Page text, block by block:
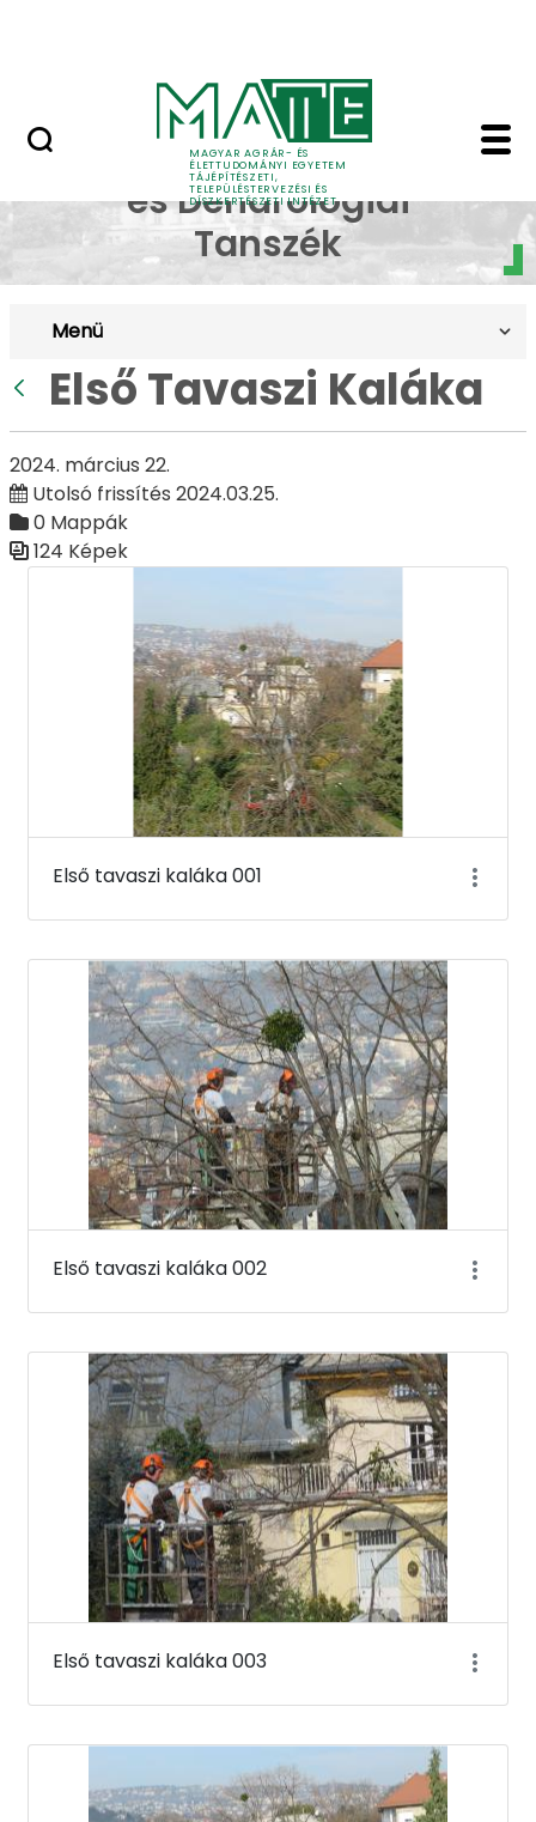
MAGYAR AGRÁR- ÉS
ÉLETTUDOMÁNYI EGYETEM
TÁJÉPÍTÉSZETI,
TELEPÜLÉSTERVEZÉSI ÉS
DÍSZKERTÉSZETI INTÉZET
Első Tavaszi Kaláka
Dísznövénytermesztési
és Dendrológiai
Tanszék
Menü
Első Tavaszi Kaláka
2024. március 22.
Utolsó frissítés 2024.03.25.
0 Mappák
124 Képek
Első tavaszi kaláka 001
Első tavaszi kaláka 002
Első tavaszi kaláka 003